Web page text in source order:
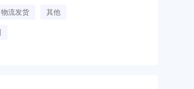
物流发货 其他